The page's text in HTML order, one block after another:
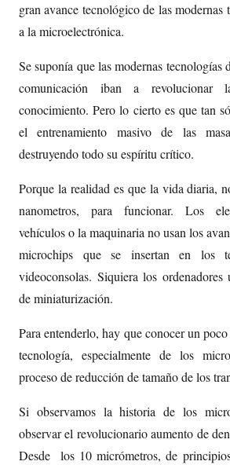
gran avance tecnológico de las modernas
a la microelectrónica.
Se suponía que las modernas
comunicación iban a
conocimiento. Pero lo cierto es que tan
el entrenamiento masivo de las
destruyendo todo su espíritu crítico.
Porque la realidad es que la vida diaria,
nanometros, para funcionar. Los
vehículos o la maquinaria no usan los
microchips que se insertan en los
videoconsolas. Siquiera los ordenadores
de miniaturización.
Para entenderlo, hay que conocer un
tecnología, especialmente de los
proceso de reducción de tamaño de los
Si observamos la historia de los
observar el revolucionario aumento de
Desde los 10 micrómetros, de